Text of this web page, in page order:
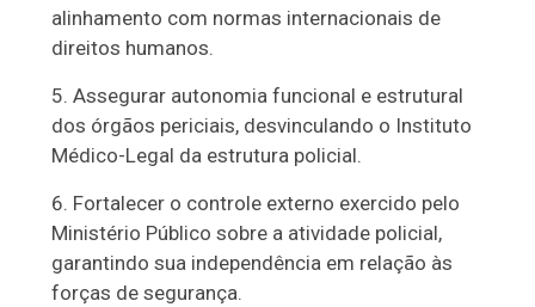
alinhamento com normas internacionais de
direitos humanos.
Assegurar autonomia funcional e estrutural
dos órgãos periciais, desvinculando o Instituto
Médico-Legal da estrutura policial.
Fortalecer o controle externo exercido pelo
Ministério Público sobre a atividade policial,
garantindo sua independência em relação às
forças de segurança.